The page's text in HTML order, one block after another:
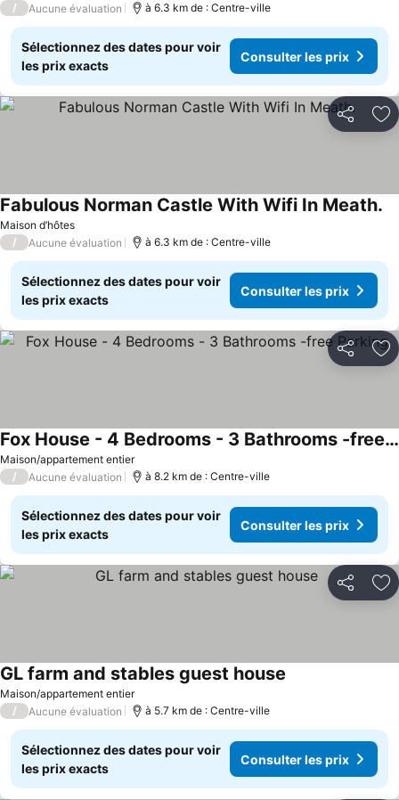
/ Aucune évaluation à 6.3 km de : Centre-ville
Sélectionnez des dates pour voir
les prix exacts
Consulter les prix
Partager
Maison d’hôtes
Fabulous Norman Castle With Wifi In Meath.
/ Aucune évaluation à 6.3 km de : Centre-ville
Sélectionnez des dates pour voir
les prix exacts
Consulter les prix
Partager
Maison/appartement entier
Fox House - 4 Bedrooms - 3 Bathrooms -free Parking
/ Aucune évaluation à 8.2 km de : Centre-ville
Sélectionnez des dates pour voir
les prix exacts
Consulter les prix
Partager
Maison/appartement entier
GL farm and stables guest house
/ Aucune évaluation à 5.7 km de : Centre-ville
Sélectionnez des dates pour voir
les prix exacts
Consulter les prix